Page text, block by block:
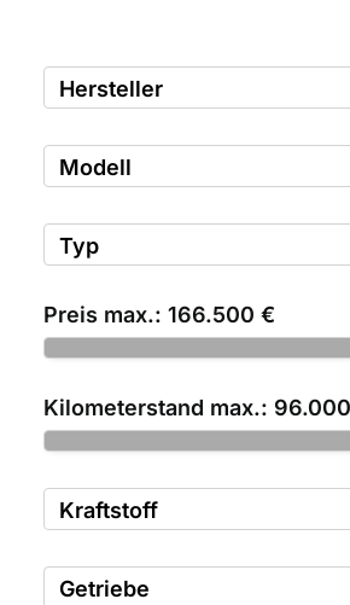
Hersteller
Modell
Typ
Preis max.: 166.500 €
Kilometerstand max.:
Kraftstoff
Getriebe